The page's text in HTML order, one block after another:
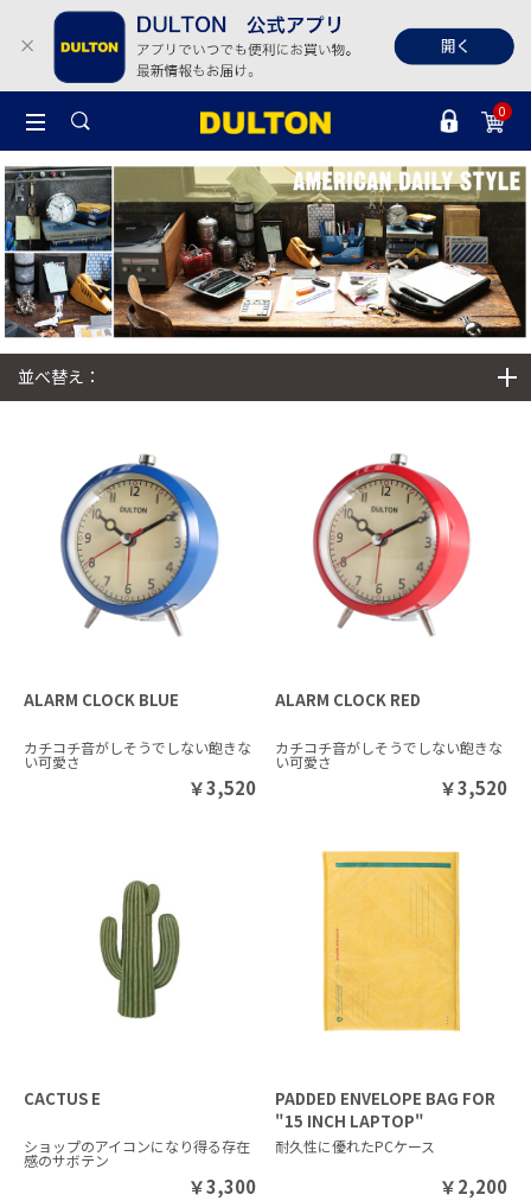
0
並べ替え：
ALARM CLOCK BLUE
カチコチ音がしそうでしない飽きな
い可愛さ
￥3,520
ALARM CLOCK RED
カチコチ音がしそうでしない飽きな
い可愛さ
￥3,520
CACTUS E
ショップのアイコンになり得る存在
感のサボテン
￥3,300
PADDED ENVELOPE BAG FOR
"15 INCH LAPTOP"
耐久性に優れたPCケース
￥2,200